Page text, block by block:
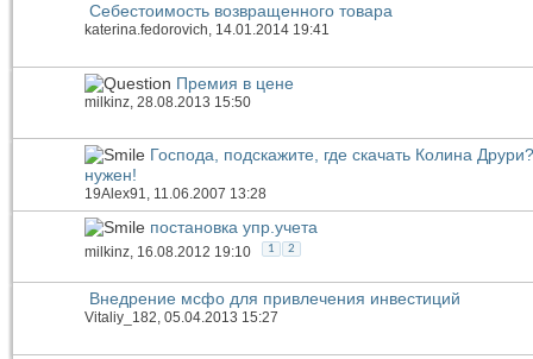
Себестоимость возвращенного товара
katerina.fedorovich, 14.01.2014 19:41
Премия в цене
milkinz, 28.08.2013 15:50
Господа, подскажите, где скачать Колина
нужен!
19Alex91, 11.06.2007 13:28
постановка упр.учета
milkinz, 16.08.2012 19:10 1 2
Внедрение мсфо для привлечения инвестиций
Vitaliy_182, 05.04.2013 15:27